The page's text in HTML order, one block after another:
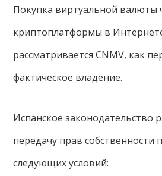
Покупка виртуальной валюты
криптоплатформы в
рассматривается CNMV, как
фактическое владение.
Испанское законодательство
передачу прав собственности
следующих условий: